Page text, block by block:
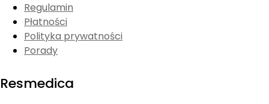
Regulamin
Płatności
Polityka prywatności
Porady
Resmedica